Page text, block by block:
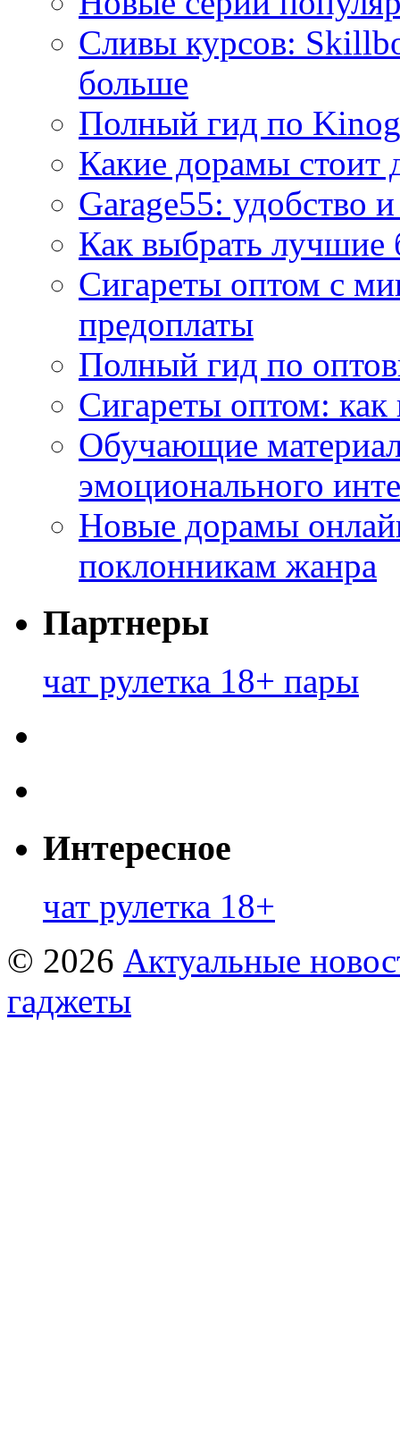
Сливы курсов:
больше
Полный гид по
Какие дорамы стоит
Garage55: удобство
Как выбрать
Сигареты оптом с
предоплаты
Полный гид по
Сигареты оптом:
Обучающие
эмоционального
Новые дорамы
поклонникам жанра
Партнеры
чат рулетка 18+ пары
Интересное
чат рулетка 18+
© 2026 Актуальные
гаджеты